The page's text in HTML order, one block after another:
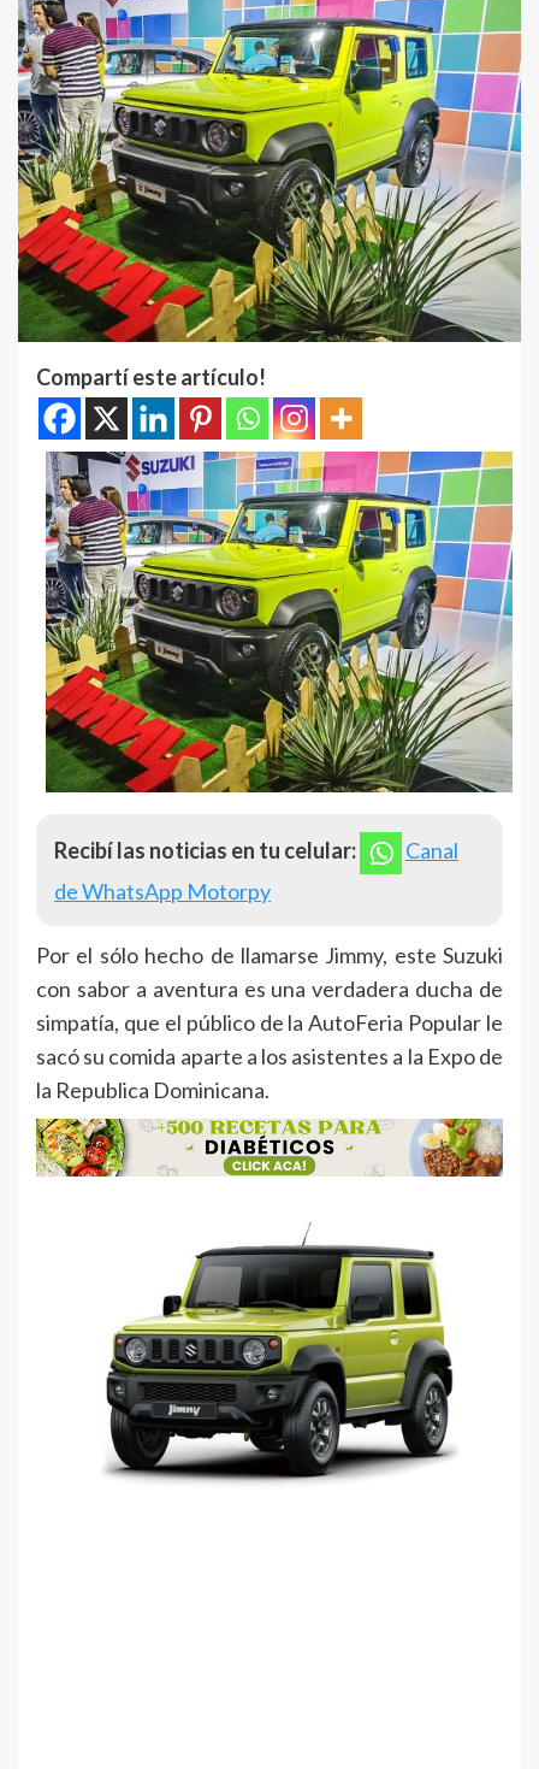
Compartí este artículo!
Recibí las noticias en tu celular:
Canal
de WhatsApp Motorpy
Por el sólo hecho de llamarse Jimmy, este Suzuki
con sabor a aventura es una verdadera ducha de
simpatía, que el público de la AutoFeria Popular le
sacó su comida aparte a los asistentes a la Expo de
la Republica Dominicana.